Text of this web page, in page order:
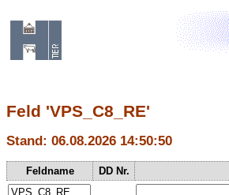
Feld 'VPS_C8_RE'
Stand: 06.08.2026 14:50:50
Feldname DD Nr.